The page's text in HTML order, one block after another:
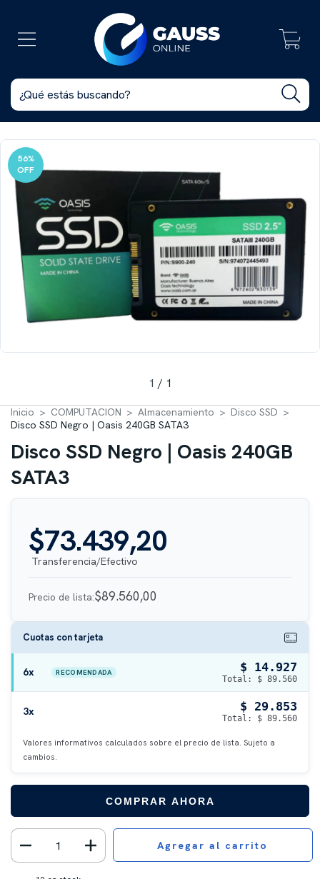
56%
OFF
1 / 1
Inicio > COMPUTACION > Almacenamiento > Disco SSD >
Disco SSD Negro | Oasis 240GB SATA3
Disco SSD Negro | Oasis 240GB
SATA3
$73.439,20
Precio de lista:$89.560,00
Cuotas con tarjeta
6x RECOMENDADA $ 14.927
Total: $ 89.560
3x $ 29.853
Total: $ 89.560
Valores informativos calculados sobre el precio de lista. Sujeto a
cambios.
COMPRAR AHORA